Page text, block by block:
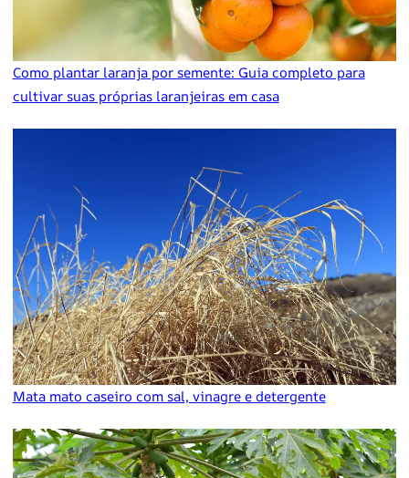
Como plantar laranja por semente: Guia completo para
cultivar suas próprias laranjeiras em casa
Mata mato caseiro com sal, vinagre e detergente